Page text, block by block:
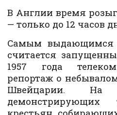
В Англии время
— только до 12 часов
Самым выдающимся
считается
1957 года
репортаж о
Швейцарии. На
демонстрирующих